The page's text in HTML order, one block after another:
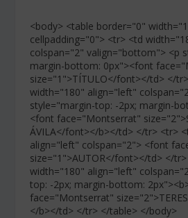
<body> <table border="0"
cellpadding="0"> <tr> <td
colspan="2" valign="bottom"> <p
margin-bottom: 0px"><font
size="1">TÍTULO</font></td> </
width="180" align="left"
style="margin-top: -2px; margin-
<font face="Montserrat"
ÁVILA</font></b></td> </tr> <tr>
align="left" colspan="2"> <font
size="1">AUTOR</font></td> </
width="180" align="left"
top: -2px; margin-bottom:
face="Montserrat"
</b></td> </tr> </table> </body>